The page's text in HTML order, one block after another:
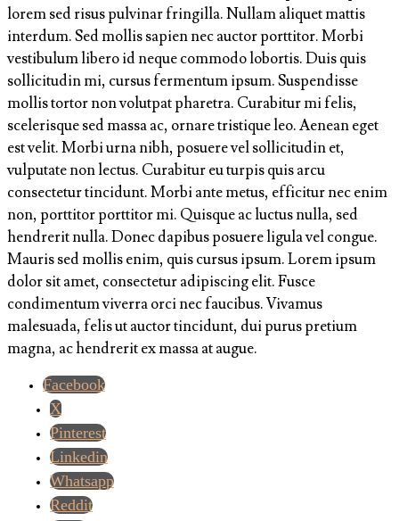
lorem sed risus pulvinar fringilla. Nullam aliquet mattis
interdum. Sed mollis sapien nec auctor porttitor. Morbi
vestibulum libero id neque commodo lobortis. Duis quis
sollicitudin mi, cursus fermentum ipsum. Suspendisse
mollis tortor non volutpat pharetra. Curabitur mi felis,
scelerisque sed massa ac, ornare tristique leo. Aenean eget
est velit. Morbi urna nibh, posuere vel sollicitudin et,
vulputate non lectus. Curabitur eu turpis quis arcu
consectetur tincidunt. Morbi ante metus, efficitur nec enim
non, porttitor porttitor mi. Quisque ac luctus nulla, sed
hendrerit nulla. Donec dapibus posuere ligula vel congue.
Mauris sed mollis enim, quis cursus ipsum. Lorem ipsum
dolor sit amet, consectetur adipiscing elit. Fusce
condimentum viverra orci nec faucibus. Vivamus
malesuada, felis ut auctor tincidunt, dui purus pretium
magna, ac hendrerit ex massa at augue.
Facebook
X
Pinterest
Linkedin
Whatsapp
Reddit